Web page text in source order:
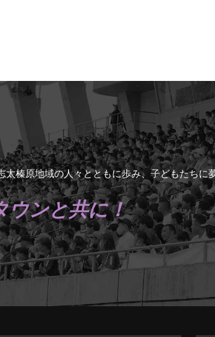
太榛原地域の人々とともに歩み、子どもたちに
ウンと共に！